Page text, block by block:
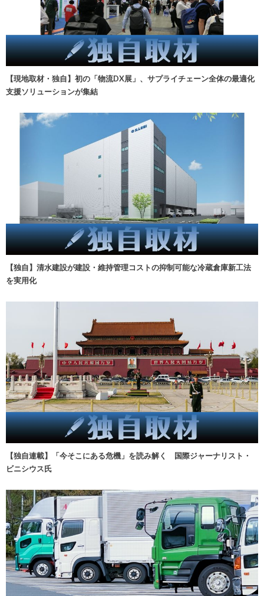
【現地取材・独自】初の「物流DX展」、サプライチェーン全体の最適化
支援ソリューションが集結
【独自】清水建設が建設・維持管理コストの抑制可能な冷蔵倉庫新工法
を実用化
【独自連載】「今そこにある危機」を読み解く 国際ジャーナリスト・
ビニシウス氏